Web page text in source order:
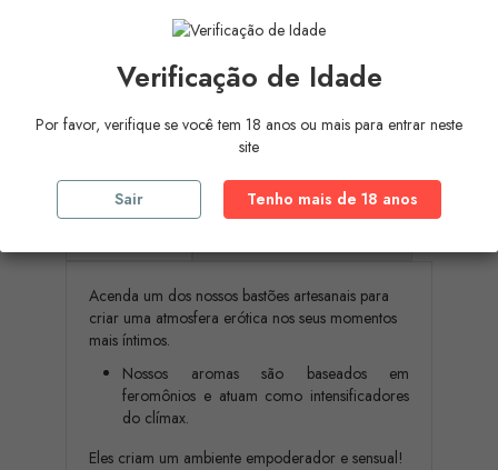
Pagamento Seguro (Aceitamos
pagamento por referência Multibanco, Mbway
e cartões de crédito)
Acenda um dos nossos bastões artesanais para
criar uma atmosfera erótica nos seus momentos
mais íntimos.
Nossos aromas são baseados em
feromônios e atuam como intensificadores
do clímax.
Eles criam um ambiente empoderador e sensual!
Verificação de Idade
Por favor, verifique se você tem 18 anos ou mais para entrar neste
site
Sair Tenho mais de 18 anos